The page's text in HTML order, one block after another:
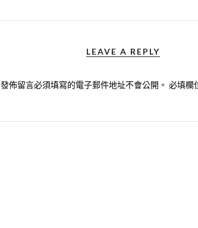
LEAVE A REPLY
發佈留言必須填寫的電子郵件地址不會公開。 必填欄